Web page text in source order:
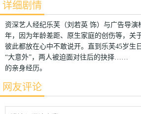
详细剧情
资深艺人经纪乐芙（刘若英 饰）与广告导演
年，因为年龄差距、原生家庭的创伤等，关
彼此都放在心中不敢说开。直到乐芙45岁生
“大意外”，两人被迫面对往后的抉择……
的亲身经历。
网友评论